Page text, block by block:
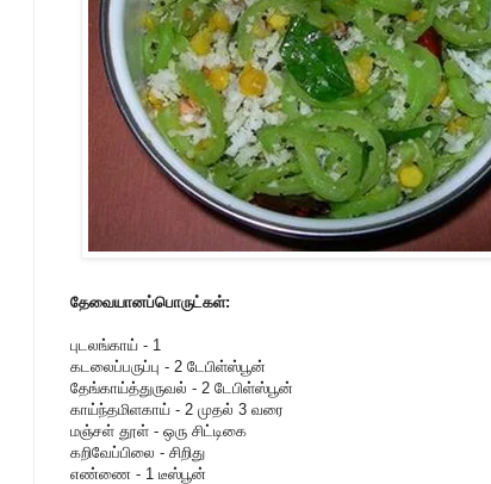
தேவையானப்பொருட்கள்:
புடலங்காய் - 1
கடலைப்பருப்பு - 2 டேபிள்ஸ்பூன்
தேங்காய்த்துருவல் - 2 டேபிள்ஸ்பூன்
காய்ந்தமிளகாய் - 2 முதல் 3 வரை
மஞ்சள் தூள் - ஒரு சிட்டிகை
கறிவேப்பிலை - சிறிது
எண்ணை - 1 டீஸ்பூன்